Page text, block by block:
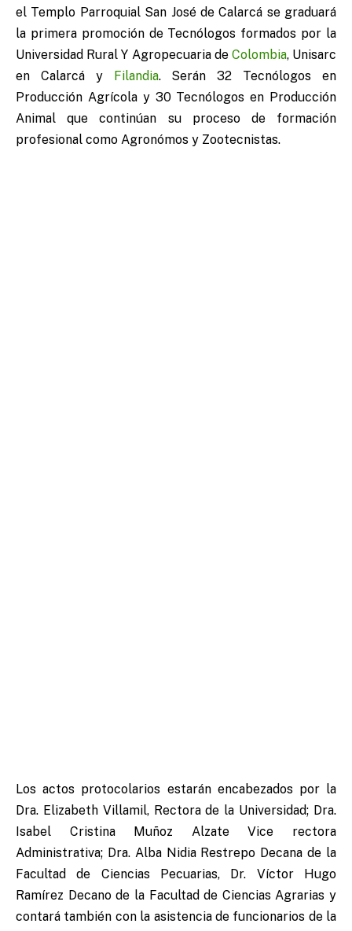
el Templo Parroquial San José de Calarcá se graduará
la primera promoción de Tecnólogos formados por la
Universidad Rural Y Agropecuaria de Colombia, Unisarc
en Calarcá y
Filandia. Serán 32 Tecnólogos en
Producción Agrícola y 30 Tecnólogos en Producción
Animal que continúan su proceso de formación
profesional como Agronómos y Zootecnistas.
Los actos protocolarios estarán encabezados por la
Dra. Elizabeth Villamil, Rectora de la Universidad; Dra.
Isabel Cristina Muñoz Alzate Vice rectora
Administrativa; Dra. Alba Nidia Restrepo Decana de la
Facultad de Ciencias Pecuarias, Dr. Víctor Hugo
Ramírez Decano de la Facultad de Ciencias Agrarias y
contará también con la asistencia de funcionarios de la